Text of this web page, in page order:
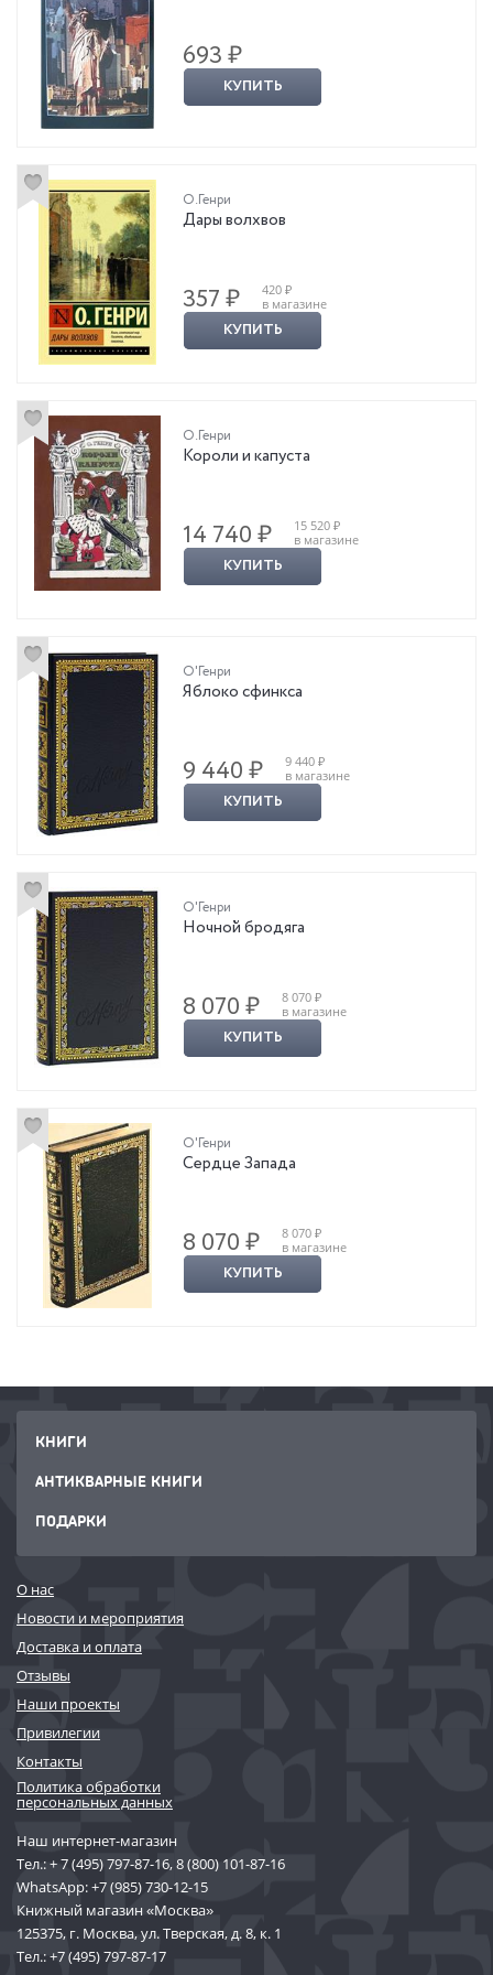
693 ₽
КУПИТЬ
О.Генри
Дары волхвов
357 ₽
420 ₽
в магазине
КУПИТЬ
О.Генри
Короли и капуста
14 740 ₽
15 520 ₽
в магазине
КУПИТЬ
О'Генри
Яблоко сфинкса
9 440 ₽
9 440 ₽
в магазине
КУПИТЬ
О'Генри
Ночной бродяга
8 070 ₽
8 070 ₽
в магазине
КУПИТЬ
О'Генри
Сердце Запада
8 070 ₽
8 070 ₽
в магазине
КУПИТЬ
КНИГИ
АНТИКВАРНЫЕ КНИГИ
ПОДАРКИ
О нас
Новости и мероприятия
Доставка и оплата
Отзывы
Наши проекты
Привилегии
Контакты
Политика обработки
персональных данных
Наш интернет-магазин
Тел.:+ 7 (495) 797-87-16,8 (800) 101-87-16
WhatsApp:+7 (985) 730-12-15
Книжный магазин «Москва»
125375, г. Москва, ул. Тверская, д. 8, к. 1
Тел.:+7 (495) 797-87-17